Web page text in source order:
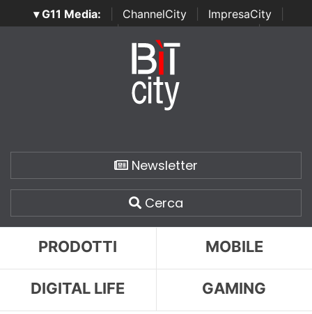
▾ G11 Media: ChannelCity ImpresaCity
SecurityOpenLab | Italian Channel Awards | Italian
Italian Security Awards
Newsletter
Cerca
PRODOTTI MOBILE
DIGITAL LIFE GAMING